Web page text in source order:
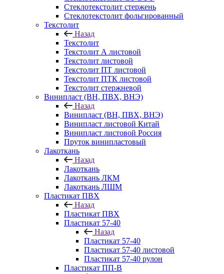
Стеклотекстолит стержень
Стеклотекстолит фольгированный
Текстолит
Назад
Текстолит
Текстолит А листовой
Текстолит листовой
Текстолит ПТ листовой
Текстолит ПТК листовой
Текстолит стержневой
Винипласт (ВН, ПВХ, ВНЭ)
Назад
Винипласт (ВН, ПВХ, ВНЭ)
Винипласт листовой Китай
Винипласт листовой Россия
Пруток винипластовый
Лакоткань
Назад
Лакоткань
Лакоткань ЛКМ
Лакоткань ЛШМ
Пластикат ПВХ
Назад
Пластикат ПВХ
Пластикат 57-40
Назад
Пластикат 57-40
Пластикат 57-40 листовой
Пластикат 57-40 рулон
Пластикат ПП-В